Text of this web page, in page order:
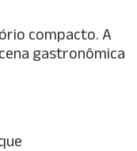
compacto. A
gastronômica